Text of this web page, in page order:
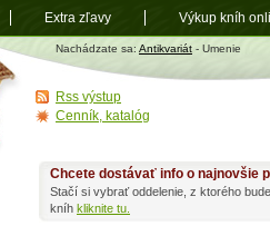
Antikvariát
shop.sk
Nachádzate sa: Antikvariát - Umenie
Chcete dostávať info o najnovšie
Stačí si vybrať oddelenie, z ktorého
kníh kliknite tu.
Rss výstup
Cenník, katalóg
Extra zľavy Výkup kníh